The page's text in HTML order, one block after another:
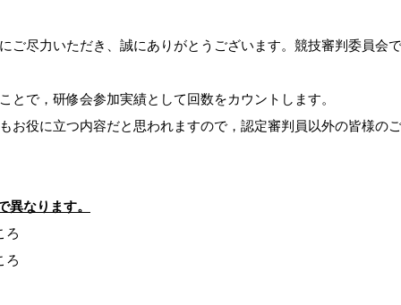
ご尽力いただき、誠にありがとうございます。競技審判委員会
とで，研修会参加実績として回数をカウントします。
お役に立つ内容だと思われますので，認定審判員以外の皆様の
異なります。
ろ
ろ